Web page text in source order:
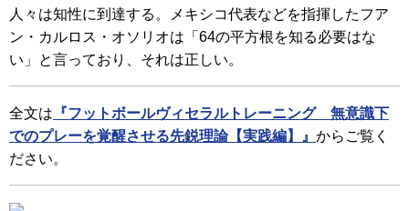
人々は知性に到達する。メキシコ代表などを指揮したフア
ン・カルロス・オソリオは「64の平方根を知る必要はな
い」と言っており、それは正しい。
全文は 『フットボールヴィセラルトレーニング 無意識下
でのプレーを覚醒させる先鋭理論【実践編】』 からご覧く
ださい。